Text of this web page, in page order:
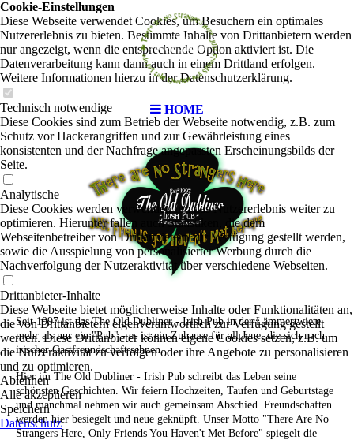
HOME
Seit 1997 ist das The Old Dubliner - Irish Pub in der Lämmertwiete
mehr als nur ein "Pub" - es ist ein Zuhause für all Jene, die sich nach
irischer Gastfreundschaft sehnen.
Hier im The Old Dubliner - Irish Pub schreibt das Leben seine
schönsten Geschichten. Wir feiern Hochzeiten, Taufen und Geburtstage
und manchmal nehmen wir auch gemeinsam Abschied. Freundschaften
werden hier besiegelt und neue geknüpft. Unser Motto "There Are No
Strangers Here, Only Friends You Haven't Met Before" spiegelt die
Cookie-Einstellungen
Diese Webseite verwendet Cookies, um Besuchern ein optimales
Nutzererlebnis zu bieten. Bestimmte Inhalte von Drittanbietern werden
nur angezeigt, wenn die entsprechende Option aktiviert ist. Die
Datenverarbeitung kann dann auch in einem Drittland erfolgen.
Weitere Informationen hierzu in der Datenschutzerklärung.
Technisch notwendige
Diese Cookies sind zum Betrieb der Webseite notwendig, z.B. zum
Schutz vor Hackerangriffen und zur Gewährleistung eines
konsistenten und der Nachfrage angepassten Erscheinungsbilds der
Seite.
Analytische
Diese Cookies werden verwendet, um das Nutzererlebnis weiter zu
optimieren. Hierunter fallen auch Statistiken, die dem
Webseitenbetreiber von Drittanbietern zur Verfügung gestellt werden,
sowie die Ausspielung von personalisierter Werbung durch die
Nachverfolgung der Nutzeraktivität über verschiedene Webseiten.
Drittanbieter-Inhalte
Diese Webseite bietet möglicherweise Inhalte oder Funktionalitäten an,
die von Drittanbietern eigenverantwortlich zur Verfügung gestellt
werden. Diese Drittanbieter können eigene Cookies setzen, z.B. um
die Nutzeraktivität zu verfolgen oder ihre Angebote zu personalisieren
und zu optimieren.
Ablehnen
Alle akzeptieren
Speichern
Datenschutz